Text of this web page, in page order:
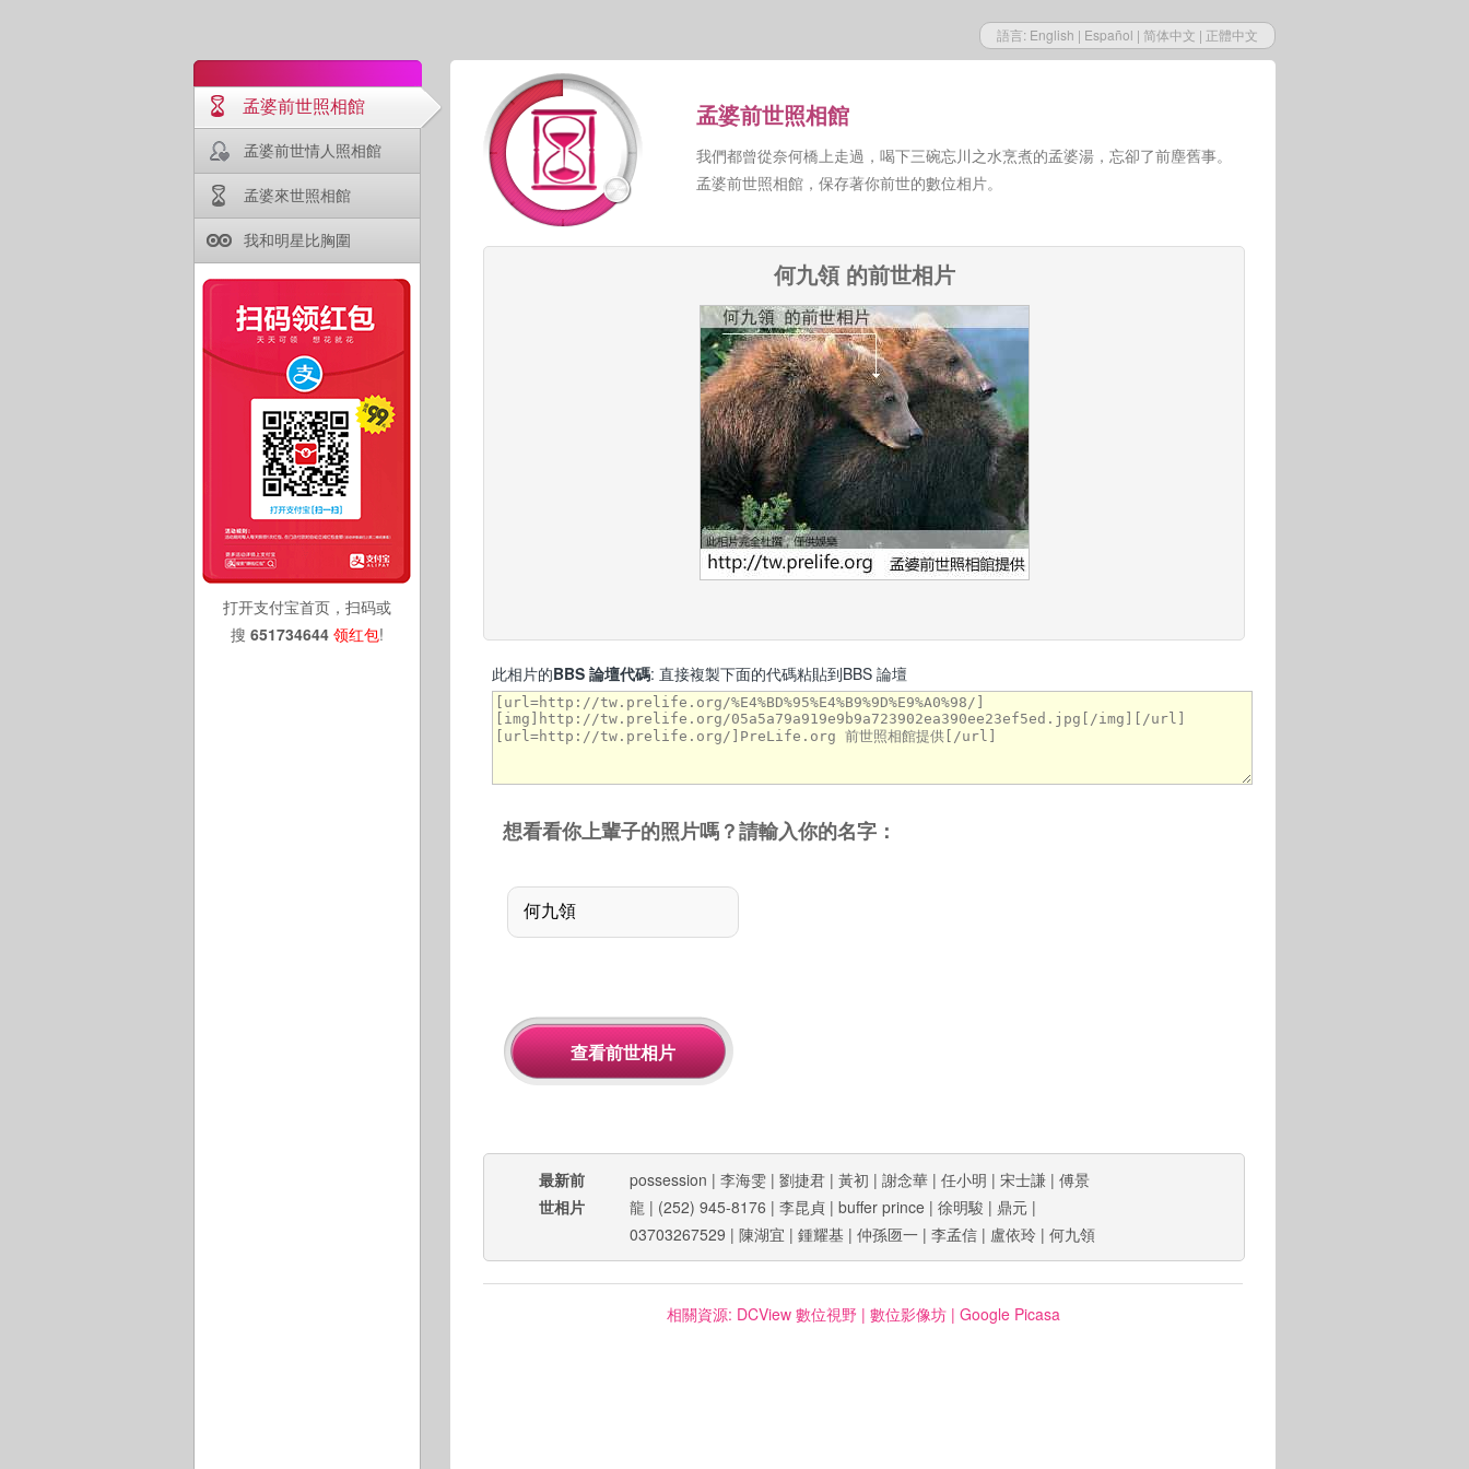
語言: English | Español | 简体中文 | 正體中文
孟婆前世照相館
孟婆前世情人照相館
孟婆來世照相館
我和明星比胸圍
打开支付宝首页，扫码或
搜 651734644 领红包!
孟婆前世照相館
我們都曾從奈何橋上走過，喝下三碗忘川之水烹煮的孟婆湯，忘卻了前塵舊事。
孟婆前世照相館，保存著你前世的數位相片。
何九領 的前世相片
此相片的BBS 論壇代碼: 直接複製下面的代碼粘貼到BBS 論壇
想看看你上輩子的照片嗎？請輸入你的名字：
最新前
世相片
possession | 李海雯 | 劉捷君 | 黃初 | 謝念華 | 任小明 | 宋士謙 | 傅景
龍 | (252) 945-8176 | 李昆貞 | buffer prince | 徐明駿 | 鼎元 |
03703267529 | 陳湖宜 | 鍾耀基 | 仲孫匢一 | 李孟信 | 盧依玲 | 何九領
相關資源: DCView 數位視野| 數位影像坊| Google Picasa